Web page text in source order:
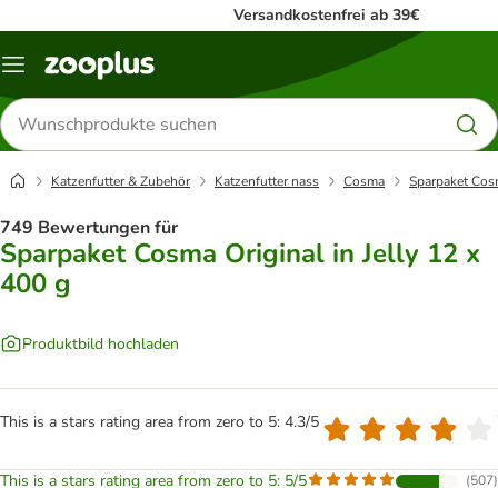
Versandkostenfrei ab 39€
Menü
Produkte
suchen
Katzenfutter & Zubehör Katzenfutter nass Cosma Sparpaket
749 Bewertungen für
Sparpaket Cosma Original in Jelly 12 x
400 g
Produktbild hochladen
This is a stars rating area from zero to 5: 4.3/5
This is a stars rating area from zero to 5: 5/5 (507)